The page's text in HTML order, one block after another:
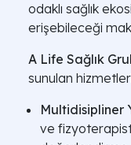
odaklı sağlık
erişebileceği
A Life Sağlık
sunulan
Multidisipliner
ve